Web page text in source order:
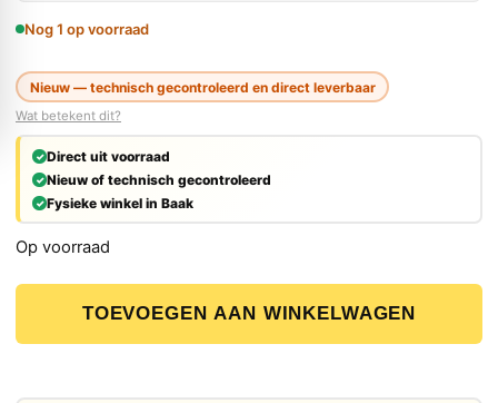
Nog 1 op voorraad
Nieuw — technisch gecontroleerd en direct leverbaar
Wat betekent dit?
Direct uit voorraad
Nieuw of technisch gecontroleerd
Fysieke winkel in Baak
Op voorraad
Festool Granat STF D150/48 P60 Schuurschijven - 50
TOEVOEGEN AAN WINKELWAGEN